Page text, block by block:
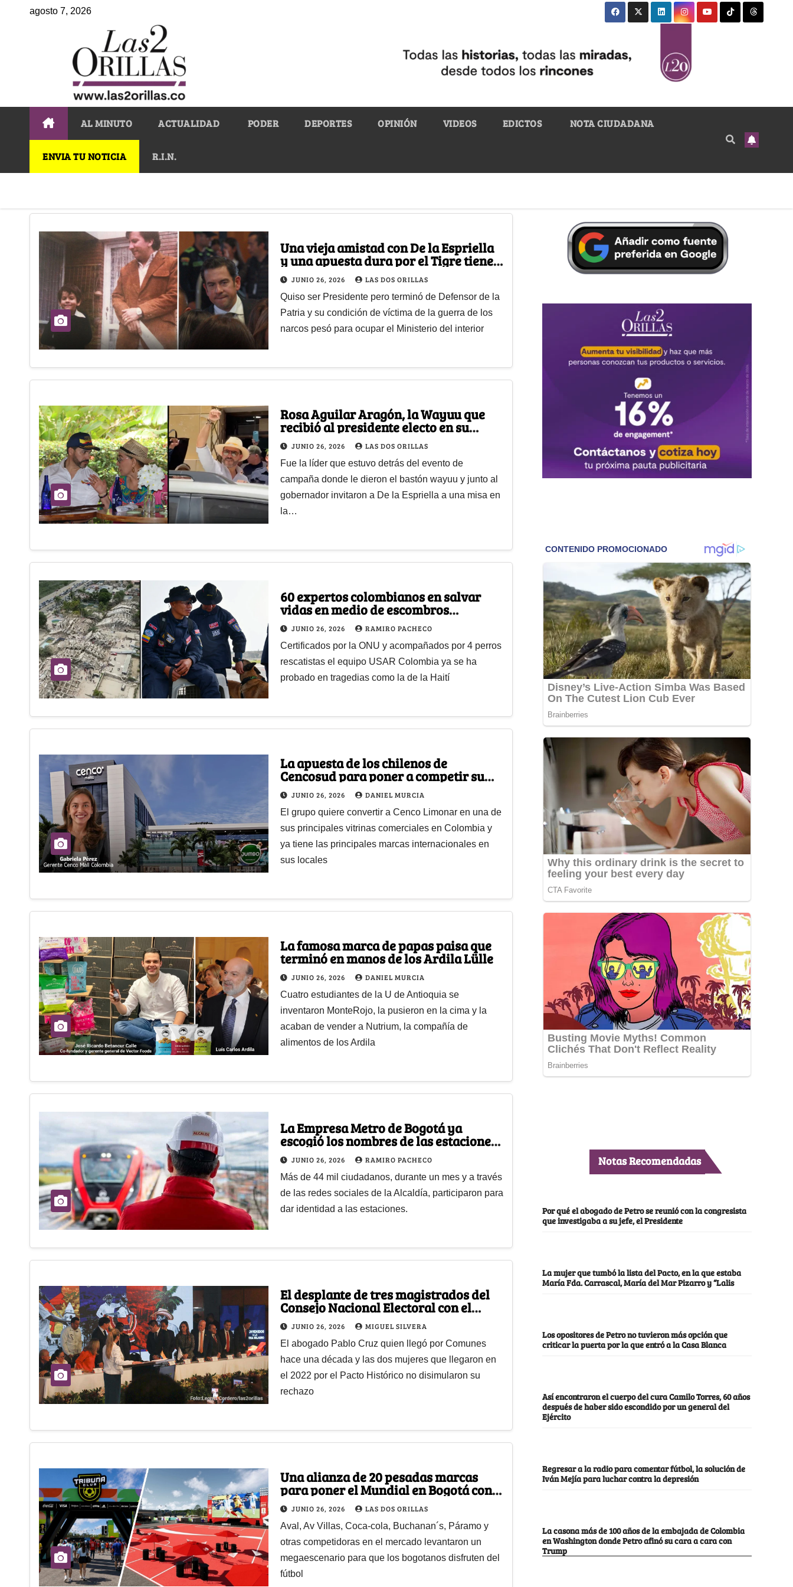
agosto 7, 2026
AL MINUTO ACTUALIDAD PODER DEPORTES OPINIÓN VIDEOS EDICTOS NOTA CIUDADANA
ENVIA TU NOTICIA R.I.N.
Una vieja amistad con De la Espriella
y una apuesta dura por el Tigre tienen
a Rodrigo Lara en el gabinete
ministerial
JUNIO 26, 2026 LAS DOS ORILLAS
Quiso ser Presidente pero terminó de Defensor de la
Patria y su condición de víctima de la guerra de los
narcos pesó para ocupar el Ministerio del interior
Rosa Aguilar Aragón, la Wayuu que
recibió al presidente electo en su
primera visita a Riohacha
JUNIO 26, 2026 LAS DOS ORILLAS
Fue la líder que estuvo detrás del evento de
campaña donde le dieron el bastón wayuu y junto al
gobernador invitaron a De la Espriella a una misa en
la…
60 expertos colombianos en salvar
vidas en medio de escombros
aterrizaron en Caracas
JUNIO 26, 2026 RAMIRO PACHECO
Certificados por la ONU y acompañados por 4 perros
rescatistas el equipo USAR Colombia ya se ha
probado en tragedias como la de la Haití
La apuesta de los chilenos de
Cencosud para poner a competir su
centro comercial en Cali contra los
grandes
JUNIO 26, 2026 DANIEL MURCIA
El grupo quiere convertir a Cenco Limonar en una de
sus principales vitrinas comerciales en Colombia y
ya tiene las principales marcas internacionales en
sus locales
La famosa marca de papas paisa que
terminó en manos de los Ardila Lülle
JUNIO 26, 2026 DANIEL MURCIA
Cuatro estudiantes de la U de Antioquia se
inventaron MonteRojo, la pusieron en la cima y la
acaban de vender a Nutrium, la compañía de
alimentos de los Ardila
La Empresa Metro de Bogotá ya
escogió los nombres de las estaciones.
Así se llamarán
JUNIO 26, 2026 RAMIRO PACHECO
Más de 44 mil ciudadanos, durante un mes y a través
de las redes sociales de la Alcaldía, participaron para
dar identidad a las estaciones.
El desplante de tres magistrados del
Consejo Nacional Electoral con el
presidente electo
JUNIO 26, 2026 MIGUEL SILVERA
El abogado Pablo Cruz quien llegó por Comunes
hace una década y las dos mujeres que llegaron en
el 2022 por el Pacto Histórico no disimularon su
rechazo
Una alianza de 20 pesadas marcas
para poner el Mundial en Bogotá con
pantallas gigantes junto al Estadio El
Campín
JUNIO 26, 2026 LAS DOS ORILLAS
Aval, Av Villas, Coca-cola, Buchanan´s, Páramo y
otras competidoras en el mercado levantaron un
megaescenario para que los bogotanos disfruten del
fútbol
Notas Recomendadas
Por qué el abogado de Petro se reunió con la congresista
que investigaba a su jefe, el Presidente
La mujer que tumbó la lista del Pacto, en la que estaba
María Fda. Carrascal, María del Mar Pizarro y “Lalis
Los opositores de Petro no tuvieron más opción que
criticar la puerta por la que entró a la Casa Blanca
Así encontraron el cuerpo del cura Camilo Torres, 60 años
después de haber sido escondido por un general del
Ejército
Regresar a la radio para comentar fútbol, la solución de
Iván Mejía para luchar contra la depresión
La casona más de 100 años de la embajada de Colombia
en Washington donde Petro afinó su cara a cara con
Trump